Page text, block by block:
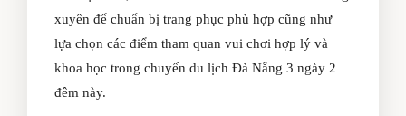
xuyên để chuẩn bị trang phục phù hợp cũng như
lựa chọn các điểm tham quan vui chơi hợp lý và
khoa học trong chuyến du lịch Đà Nẵng 3 ngày 2
đêm này.